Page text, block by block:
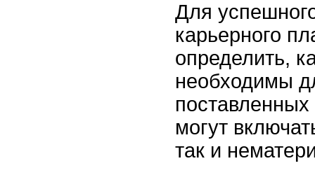
Для
карьерного
определить,
необходимы
могут
так и